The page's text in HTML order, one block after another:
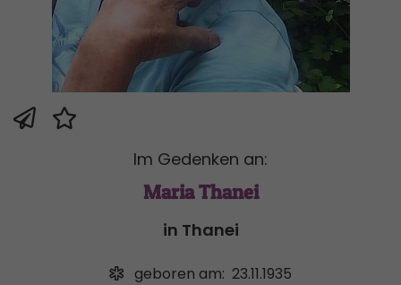
Im Gedenken an:
Maria Thanei
in Thanei
geboren am: 23.11.1935